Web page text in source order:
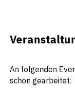
An folgenden
schon gearbeitet: